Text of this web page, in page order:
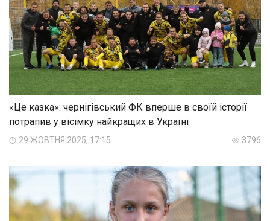
«Це казка»: чернігівський ФК вперше в своїй історії
потрапив у вісімку найкращих в Україні
29 ЖОВТНЯ 2025, 17:15 3796